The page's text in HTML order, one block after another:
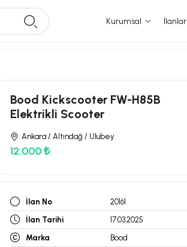
Kurumsal İlanlar
Bood Kickscooter FW-H85B
Elektrikli Scooter
Ankara / Altındağ / Ulubey
12.000 ₺
İlan No
20161
İlan Tarihi
17.03.2025
Marka
Bood